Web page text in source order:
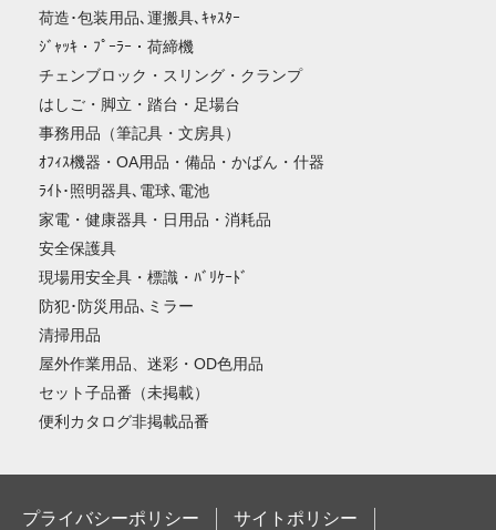
荷造･包装用品､運搬具､ｷｬｽﾀｰ
ｼﾞｬｯｷ・ﾌﾟｰﾗｰ・荷締機
チェンブロック・スリング・クランプ
はしご・脚立・踏台・足場台
事務用品（筆記具・文房具）
ｵﾌｨｽ機器・OA用品・備品・かばん・什器
ﾗｲﾄ･照明器具､電球､電池
家電・健康器具・日用品・消耗品
安全保護具
現場用安全具・標識・ﾊﾞﾘｹｰﾄﾞ
防犯･防災用品､ミラー
清掃用品
屋外作業用品、迷彩・OD色用品
セット子品番（未掲載）
便利カタログ非掲載品番
プライバシーポリシー サイトポリシー